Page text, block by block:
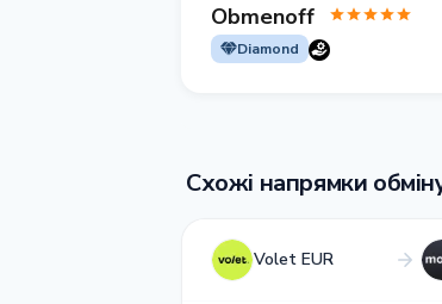
Obmenoff
Diamond
Схожі напрямки
Volet EUR